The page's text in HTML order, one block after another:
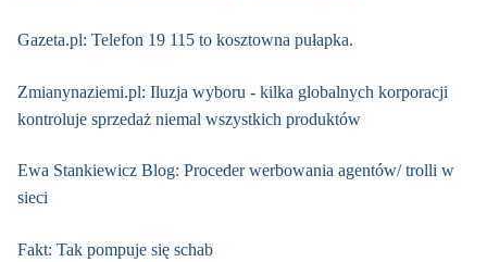
Gazeta.pl: Telefon 19 115 to kosztowna pułapka.
Zmianynaziemi.pl: Iluzja wyboru - kilka globalnych korporacji
kontroluje sprzedaż niemal wszystkich produktów
Ewa Stankiewicz Blog: Proceder werbowania agentów/ trolli w
sieci
Fakt: Tak pompuje się schab